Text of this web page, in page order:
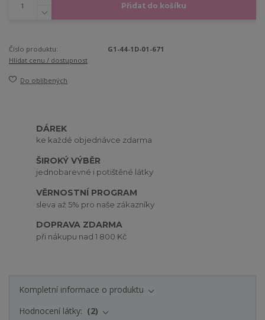
Přidat do košíku
Číslo produktu:
G1-44-1D-01-671
Hlídat cenu / dostupnost
Do oblíbených
DÁREK
ke každé objednávce zdarma
ŠIROKÝ VÝBĚR
jednobarevné i potištěné látky
VĚRNOSTNÍ PROGRAM
sleva až 5% pro naše zákazníky
DOPRAVA ZDARMA
při nákupu nad 1 800 Kč
Kompletní informace o produktu
Hodnocení látky:
2